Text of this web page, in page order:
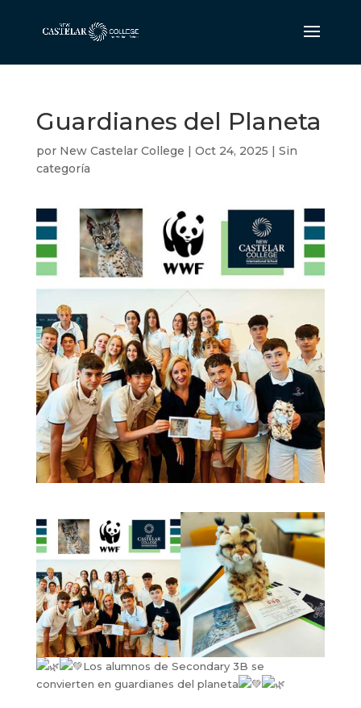
Guardianes del Planeta
por New Castelar College | Oct 24, 2025 | Sin
categoría
Los alumnos de Secondary 3B se
convierten en guardianes del planeta